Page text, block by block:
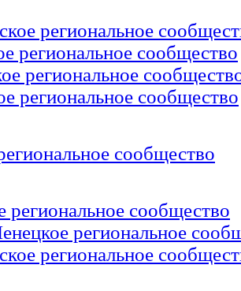
региональное
региональное сообщество
региональное
региональное сообщество
сообщество
региональное сообщество
региональное
региональное